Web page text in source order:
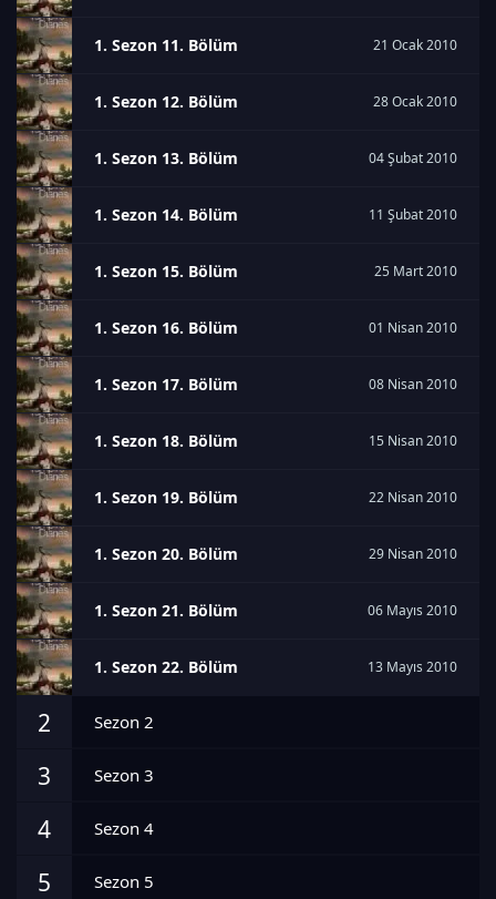
1. Sezon 11. Bölüm 21 Ocak 2010
1. Sezon 12. Bölüm 28 Ocak 2010
1. Sezon 13. Bölüm 04 Şubat 2010
1. Sezon 14. Bölüm 11 Şubat 2010
1. Sezon 15. Bölüm 25 Mart 2010
1. Sezon 16. Bölüm 01 Nisan 2010
1. Sezon 17. Bölüm 08 Nisan 2010
1. Sezon 18. Bölüm 15 Nisan 2010
1. Sezon 19. Bölüm 22 Nisan 2010
1. Sezon 20. Bölüm 29 Nisan 2010
1. Sezon 21. Bölüm 06 Mayıs 2010
1. Sezon 22. Bölüm 13 Mayıs 2010
2 Sezon 2
3 Sezon 3
4 Sezon 4
5 Sezon 5